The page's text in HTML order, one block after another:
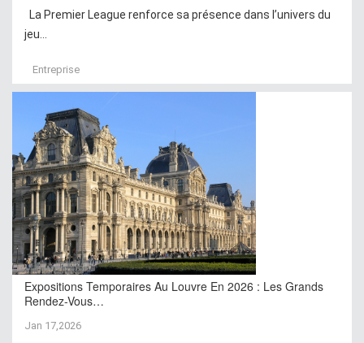
La Premier League renforce sa présence dans l’univers du
jeu...
Entreprise
Expositions Temporaires Au Louvre En 2026 : Les Grands
Rendez-Vous…
Jan 17,2026